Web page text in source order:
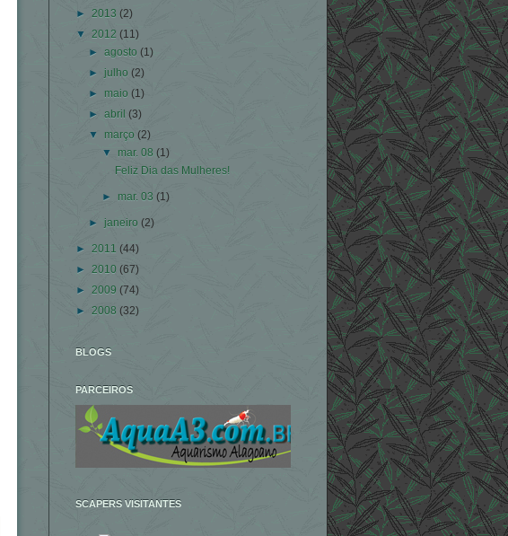
► 2013 (2)
▼ 2012 (11)
►agosto (1)
► julho (2)
► maio (1)
►abril (3)
▼ março (2)
▼ mar. 08 (1)
Feliz Dia das Mulheres!
► mar. 03 (1)
► janeiro (2)
► 2011 (44)
► 2010 (67)
► 2009 (74)
► 2008 (32)
BLOGS
PARCEIROS
SCAPERS VISITANTES